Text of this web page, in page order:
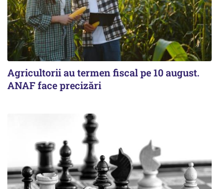
Agricultorii au termen fiscal pe 10 august.
ANAF face precizări